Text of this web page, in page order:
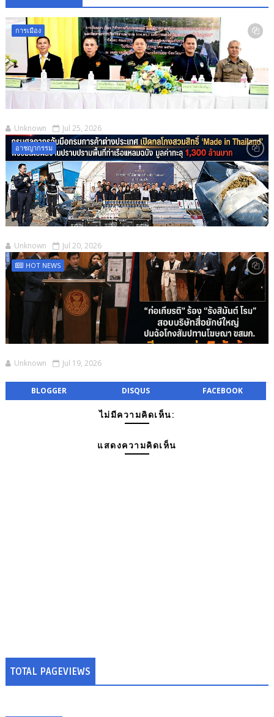
การเมือง
Unknown Jul 25, 2026
อาชญากรรม
Unknown Jul 20, 2026
HOT NEWS
Unknown Jul 19, 2026
BLOGGER DISQUS FACEBOOK
ไม่มีความคิดเห็น:
แสดงความคิดเห็น
TOTAL PAGEVIEWS